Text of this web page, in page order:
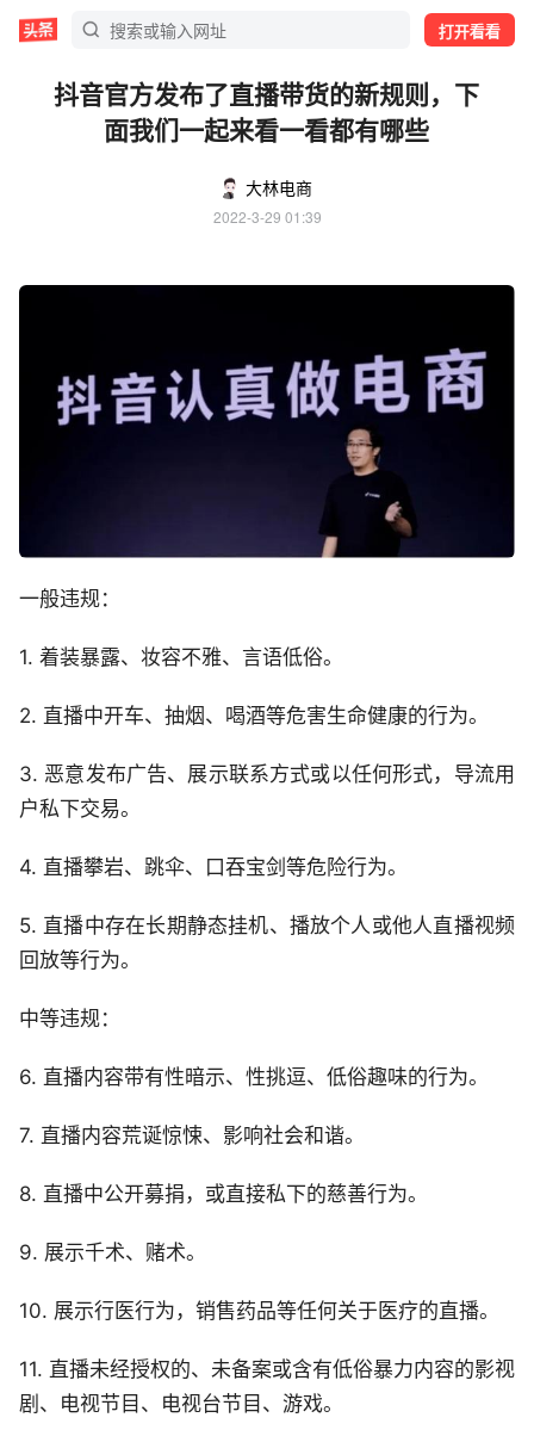
打开看看
抖音官方发布了直播带货的新规则，下
面我们一起来看一看都有哪些
大林电商
2022-3-29 01:39
一般违规：
1. 着装暴露、妆容不雅、言语低俗。
2. 直播中开车、抽烟、喝酒等危害生命健康的行为。
3. 恶意发布广告、展示联系方式或以任何形式，导流用
户私下交易。
4. 直播攀岩、跳伞、口吞宝剑等危险行为。
5. 直播中存在长期静态挂机、播放个人或他人直播视频
回放等行为。
中等违规：
6. 直播内容带有性暗示、性挑逗、低俗趣味的行为。
7. 直播内容荒诞惊悚、影响社会和谐。
8. 直播中公开募捐，或直接私下的慈善行为。
9. 展示千术、赌术。
10. 展示行医行为，销售药品等任何关于医疗的直播。
11. 直播未经授权的、未备案或含有低俗暴力内容的影视
剧、电视节目、电视台节目、游戏。